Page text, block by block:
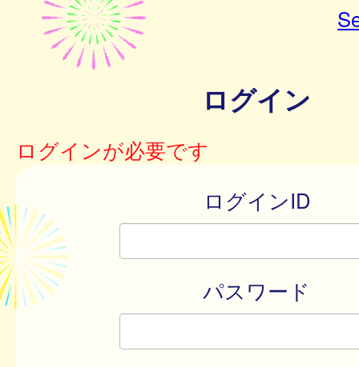
ログイン
ログインが必要です
ログインID
パスワード